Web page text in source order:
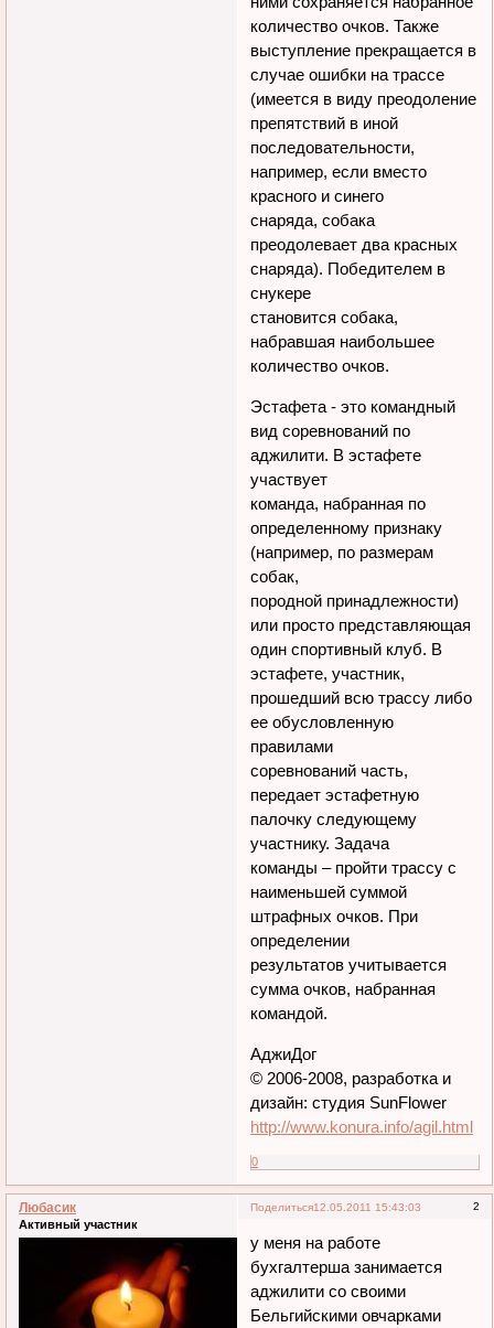
количество очков. Также
выступление прекращается в
случае ошибки на трассе
(имеется в виду преодоление
препятствий в иной
последовательности,
например, если вместо
красного и синего
снаряда, собака
преодолевает два красных
снаряда). Победителем в
снукере
становится собака,
набравшая наибольшее
количество очков.
Эстафета - это командный
вид соревнований по
аджилити. В эстафете
участвует
команда, набранная по
определенному признаку
(например, по размерам
собак,
породной принадлежности)
или просто представляющая
один спортивный клуб. В
эстафете, участник,
прошедший всю трассу либо
ее обусловленную
правилами
соревнований часть,
передает эстафетную
палочку следующему
участнику. Задача
команды – пройти трассу с
наименьшей суммой
штрафных очков. При
определении
результатов учитывается
сумма очков, набранная
командой.
АджиДог
© 2006-2008, разработка и
дизайн: студия SunFlower
http://www.konura.info/agil.html
0
Поделиться 2
12.05.2011 15:43:03
Любасик
Активный участник
у меня на работе
бухгалтерша занимается
аджилити со своими
Бельгийскими овчарками